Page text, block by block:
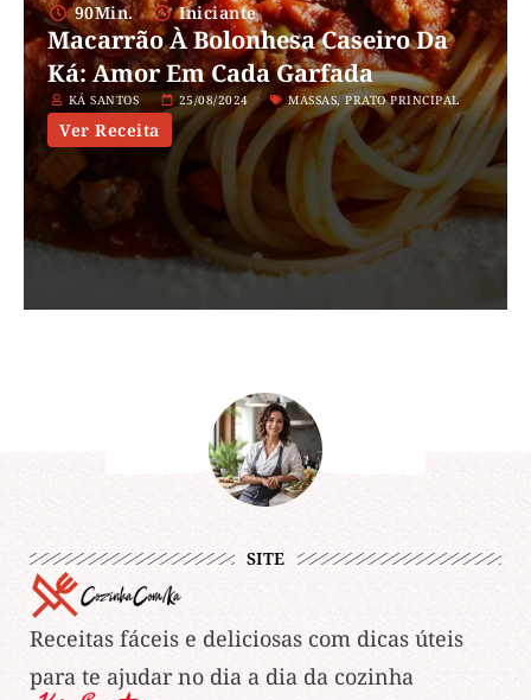
90Min. Iniciante
Macarrão À Bolonhesa Caseiro Da
Ká: Amor Em Cada Garfada
KÁ SANTOS 25/08/2024 MASSAS,PRATO PRINCIPAL
Ver Receita
SITE
Receitas fáceis e deliciosas com dicas úteis
para te ajudar no dia a dia da cozinha